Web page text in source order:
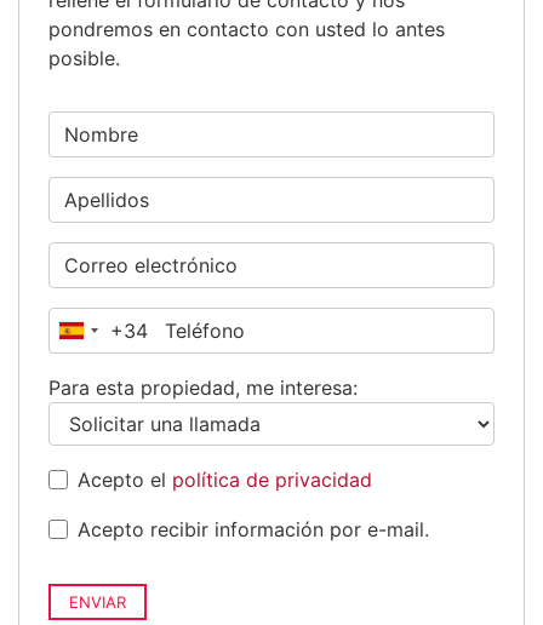
pondremos en contacto con usted lo antes
posible.
España
+34
Para esta propiedad, me interesa:
Acepto el política de privacidad
Acepto recibir información por e-mail.
ENVIAR